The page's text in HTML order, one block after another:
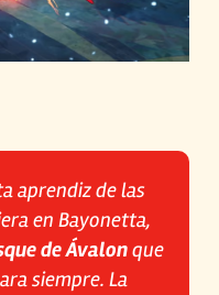
aprendiz de las
en Bayonetta,
de Ávalonque
siempre. La